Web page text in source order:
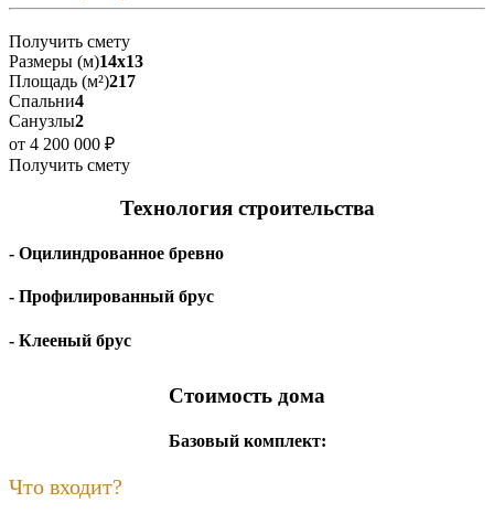
Получить смету
Размеры (м)14х13
Площадь (м²)217
Спальни4
Санузлы2
от 4 200 000 ₽
Получить смету
Технология строительства
- Оцилиндрованное бревно
- Профилированный брус
- Клееный брус
Стоимость дома
Базовый комплект:
Что входит?